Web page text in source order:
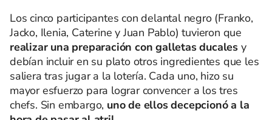
Los cinco participantes con delantal negro (Franko,
Jacko, Ilenia, Caterine y Juan Pablo) tuvieron que
realizar una preparación con galletas ducales y
debían incluir en su plato otros ingredientes que les
saliera tras jugar a la lotería. Cada uno, hizo su
mayor esfuerzo para lograr convencer a los tres
chefs. Sin embargo, uno de ellos decepcionó a la